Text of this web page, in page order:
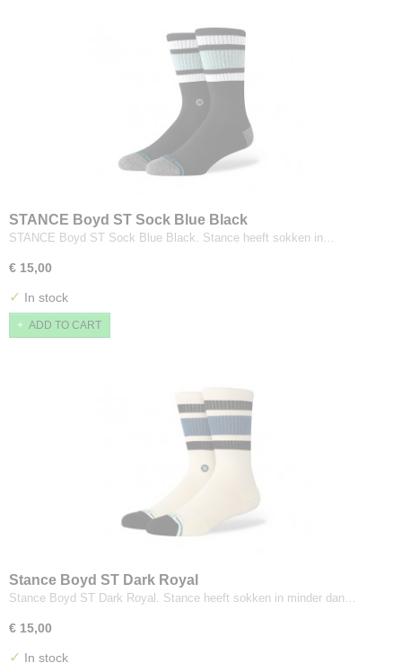
STANCE Boyd ST Sock Blue Black
STANCE Boyd ST Sock Blue Black. Stance heeft sokken in…
€ 15,00
✓ In stock
ADD TO CART
Stance Boyd ST Dark Royal
Stance Boyd ST Dark Royal. Stance heeft sokken in minder dan…
€ 15,00
✓ In stock